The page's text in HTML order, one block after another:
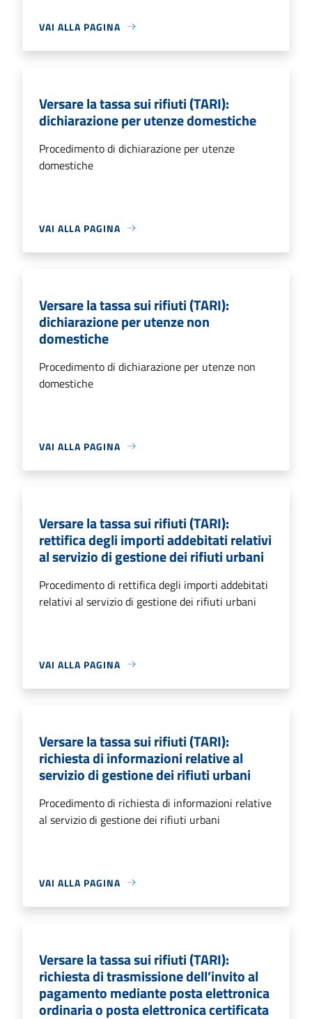
VAI ALLA PAGINA
Versare la tassa sui rifiuti (TARI):
dichiarazione per utenze domestiche
Procedimento di dichiarazione per utenze
domestiche
VAI ALLA PAGINA
Versare la tassa sui rifiuti (TARI):
dichiarazione per utenze non
domestiche
Procedimento di dichiarazione per utenze non
domestiche
VAI ALLA PAGINA
Versare la tassa sui rifiuti (TARI):
rettifica degli importi addebitati relativi
al servizio di gestione dei rifiuti urbani
Procedimento di rettifica degli importi addebitati
relativi al servizio di gestione dei rifiuti urbani
VAI ALLA PAGINA
Versare la tassa sui rifiuti (TARI):
richiesta di informazioni relative al
servizio di gestione dei rifiuti urbani
Procedimento di richiesta di informazioni relative
al servizio di gestione dei rifiuti urbani
VAI ALLA PAGINA
Versare la tassa sui rifiuti (TARI):
richiesta di trasmissione dell’invito al
pagamento mediante posta elettronica
ordinaria o posta elettronica certificata